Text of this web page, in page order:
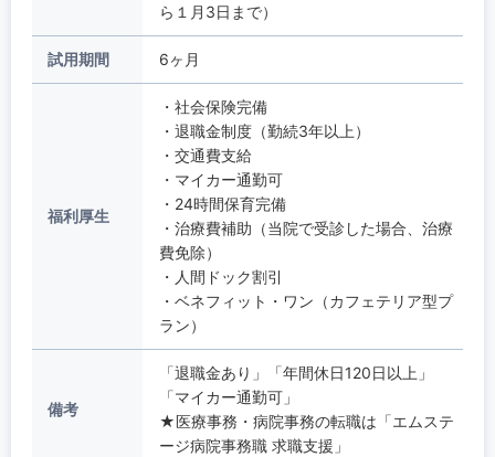
ら１月3日まで）
試用期間 6ヶ月
福利厚生
・社会保険完備
・退職金制度（勤続3年以上）
・交通費支給
・マイカー通勤可
・24時間保育完備
・治療費補助（当院で受診した場合、治療
費免除）
・人間ドック割引
・ベネフィット・ワン（カフェテリア型プ
ラン）
備考
「退職金あり」「年間休日120日以上」
「マイカー通勤可」
★医療事務・病院事務の転職は「エムステ
ージ病院事務職 求職支援」